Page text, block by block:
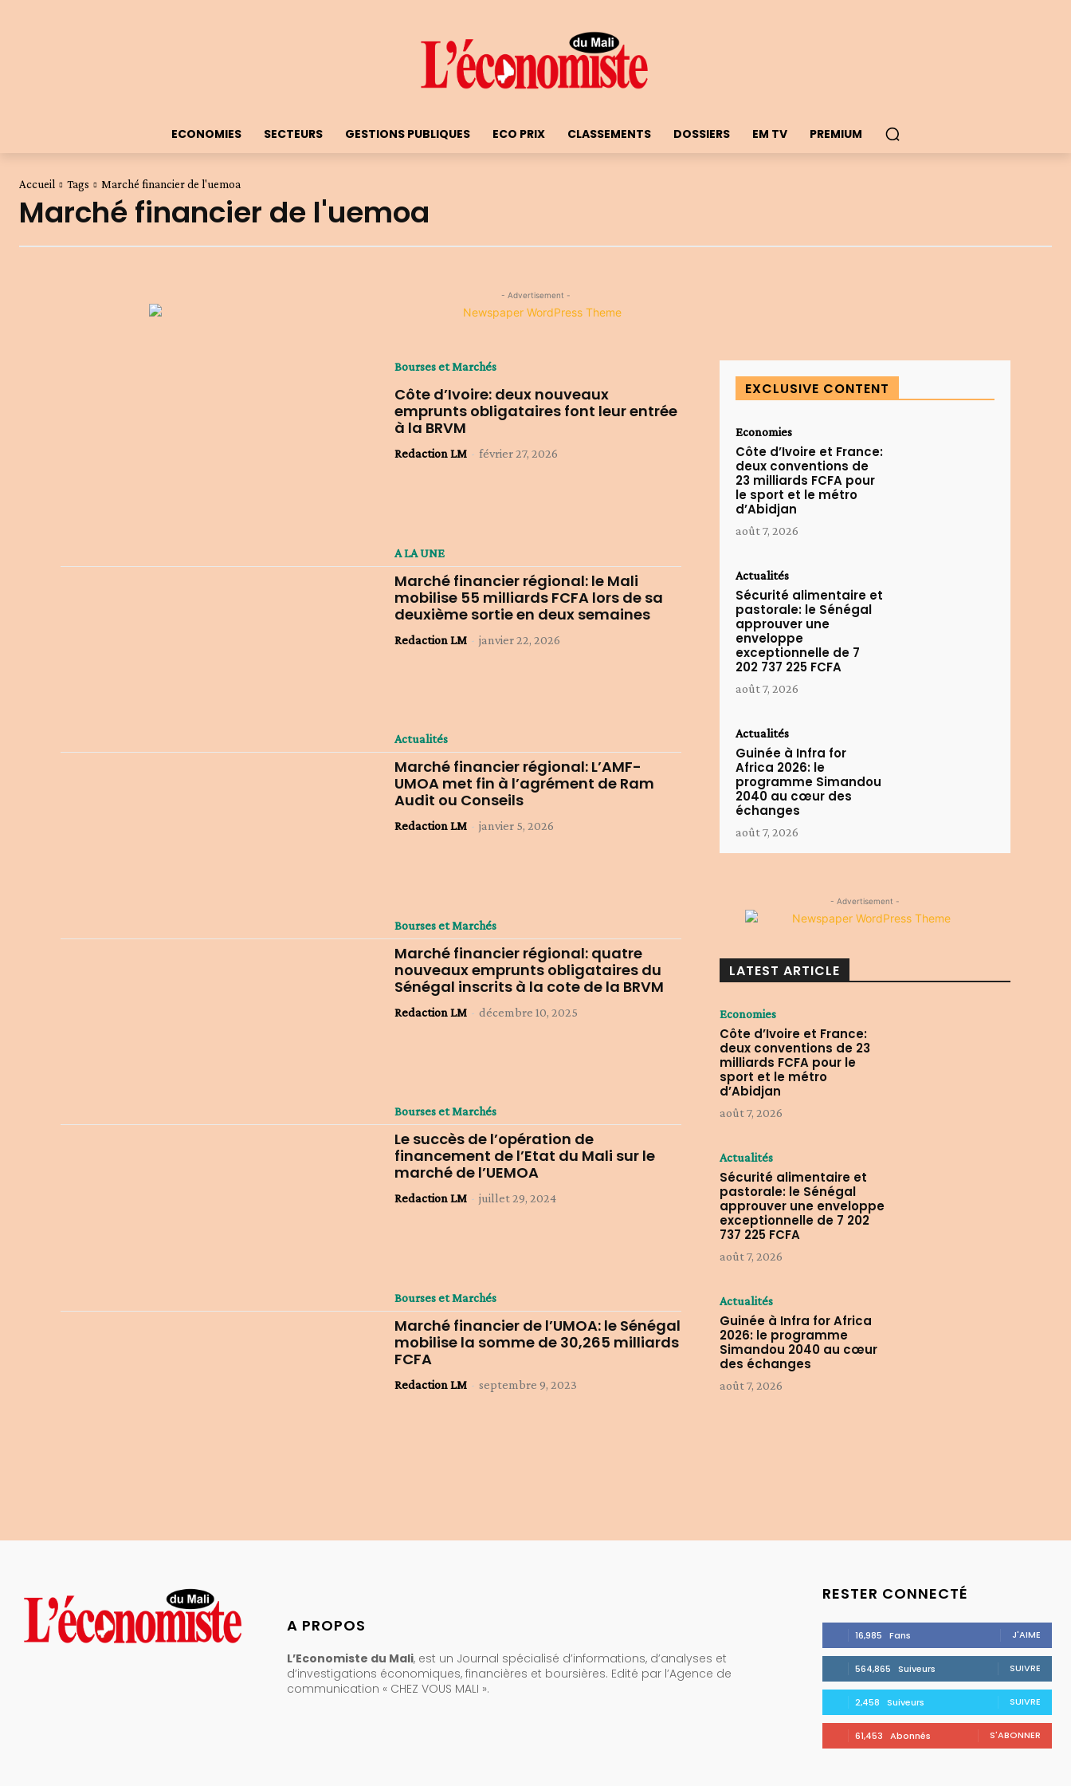
ECONOMIES SECTEURS GESTIONS PUBLIQUES ECO PRIX CLASSEMENTS DOSSIERS EM TV PREMIUM
Accueil Tags Marché financier de l'uemoa
Marché financier de l'uemoa
- Advertisement -
Bourses et Marchés
Côte d’Ivoire: deux nouveaux
emprunts obligataires font leur entrée
à la BRVM
Redaction LM - février 27, 2026
A LA UNE
Marché financier régional: le Mali
mobilise 55 milliards FCFA lors de sa
deuxième sortie en deux semaines
Redaction LM - janvier 22, 2026
Actualités
Marché financier régional: L’AMF-
UMOA met fin à l’agrément de Ram
Audit ou Conseils
Redaction LM - janvier 5, 2026
Bourses et Marchés
Marché financier régional: quatre
nouveaux emprunts obligataires du
Sénégal inscrits à la cote de la BRVM
Redaction LM - décembre 10, 2025
Bourses et Marchés
Le succès de l’opération de
financement de l’Etat du Mali sur le
marché de l’UEMOA
Redaction LM - juillet 29, 2024
Bourses et Marchés
Marché financier de l’UMOA: le Sénégal
mobilise la somme de 30,265 milliards
FCFA
Redaction LM - septembre 9, 2023
EXCLUSIVE CONTENT
Economies
Côte d’Ivoire et France:
deux conventions de
23 milliards FCFA pour
le sport et le métro
d’Abidjan
août 7, 2026
Actualités
Sécurité alimentaire et
pastorale: le Sénégal
approuver une
enveloppe
exceptionnelle de 7
202 737 225 FCFA
août 7, 2026
Actualités
Guinée à Infra for
Africa 2026: le
programme Simandou
2040 au cœur des
échanges
août 7, 2026
- Advertisement -
LATEST ARTICLE
Economies
Côte d’Ivoire et France:
deux conventions de 23
milliards FCFA pour le
sport et le métro
d’Abidjan
août 7, 2026
Actualités
Sécurité alimentaire et
pastorale: le Sénégal
approuver une enveloppe
exceptionnelle de 7 202
737 225 FCFA
août 7, 2026
Actualités
Guinée à Infra for Africa
2026: le programme
Simandou 2040 au cœur
des échanges
août 7, 2026
A PROPOS
L’Economiste du Mali, est un Journal spécialisé d’informations, d’analyses et
d’investigations économiques, financières et boursières. Edité par l’Agence de
communication « CHEZ VOUS MALI ».
RESTER CONNECTÉ
16,985 Fans J'AIME
564,865 Suiveurs SUIVRE
2,458 Suiveurs SUIVRE
61,453 Abonnés S'ABONNER